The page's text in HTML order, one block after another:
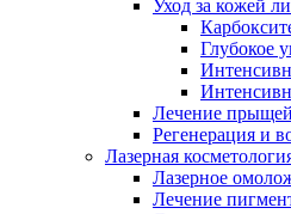
Уход за кожей
Глубокое
Лечение прыщей
Регенерация и
Лазерная
Лазерное
Лечение